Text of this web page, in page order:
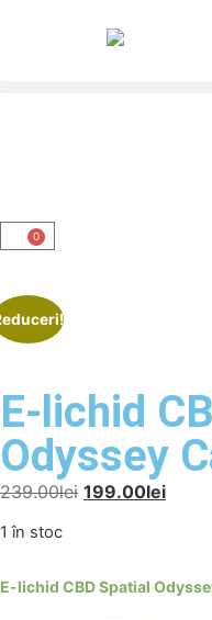
0
E-lichid
Odyssey
239.00lei 199.00lei
1 în stoc
E-lichid CBD Spatial